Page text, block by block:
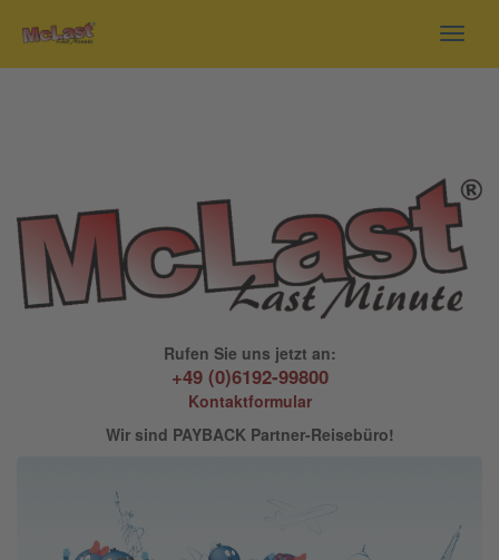
Rufen Sie uns jetzt an:
+49 (0)6192-99800
Kontaktformular
Wir sind PAYBACK Partner-Reisebüro!